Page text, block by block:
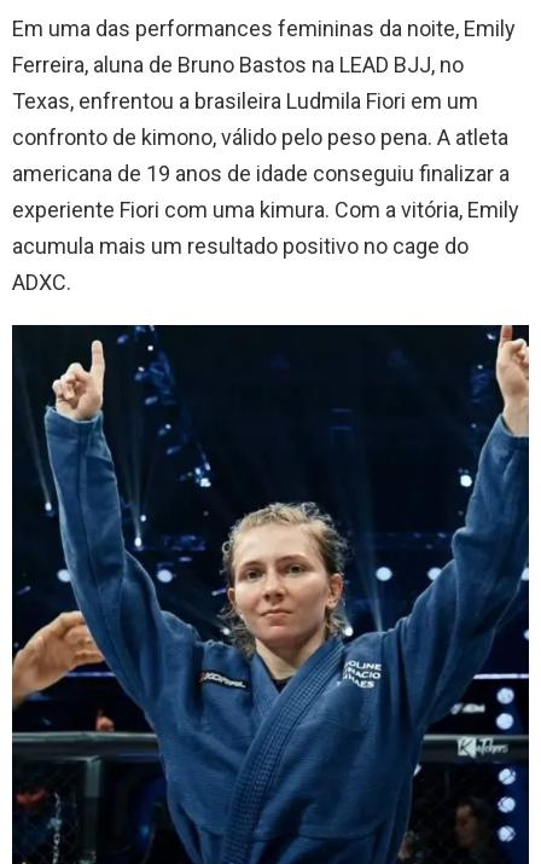
Em uma das performances femininas da noite, Emily
Ferreira, aluna de Bruno Bastos na LEAD BJJ, no
Texas, enfrentou a brasileira Ludmila Fiori em um
confronto de kimono, válido pelo peso pena. A atleta
americana de 19 anos de idade conseguiu finalizar a
experiente Fiori com uma kimura. Com a vitória, Emily
acumula mais um resultado positivo no cage do
ADXC.